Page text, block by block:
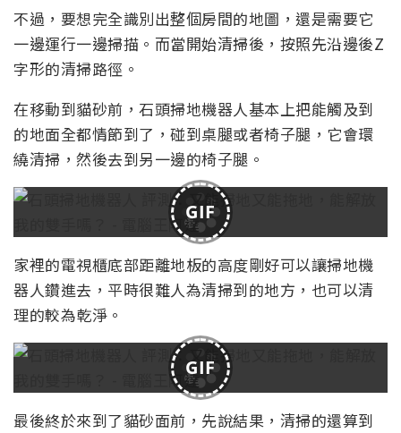
不過，要想完全識別出整個房間的地圖，還是需要它
一邊運行一邊掃描。而當開始清掃後，按照先沿邊後Z
字形的清掃路徑。
在移動到貓砂前，石頭掃地機器人基本上把能觸及到
的地面全都情節到了，碰到桌腿或者椅子腿，它會環
繞清掃，然後去到另一邊的椅子腿。
GIF
家裡的電視櫃底部距離地板的高度剛好可以讓掃地機
器人鑽進去，平時很難人為清掃到的地方，也可以清
理的較為乾淨。
GIF
最後終於來到了貓砂面前，先說結果，清掃的還算到